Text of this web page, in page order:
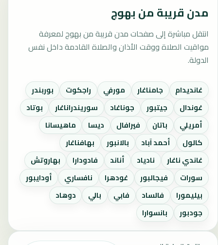
مدن قريبة من بهوج
انتقل مباشرة إلى صفحات مدن قريبة من بهوج لمعرفة
مواقيت الصلاة ووقت الأذان والصلاة القادمة داخل نفس
الدولة.
غانديدام جامناغار مورفي راجكوت
بوربندر
غوندال
جيتبور جوناغاد سوريندراناغار
بوتاد
أمريلي
باتان فيرافال ديسا
ماهيسانا
كالول
أحمد آباد بالانبور
بهافناغار
غاندي ناغار
نادياد أناند فادودارا
بهاروتش
سورات
فيجالبور غودهرا نافساري
أودايبور
بيليمورا
فالساد فابي بالي
دوهاد
جودبور
بانسوارا